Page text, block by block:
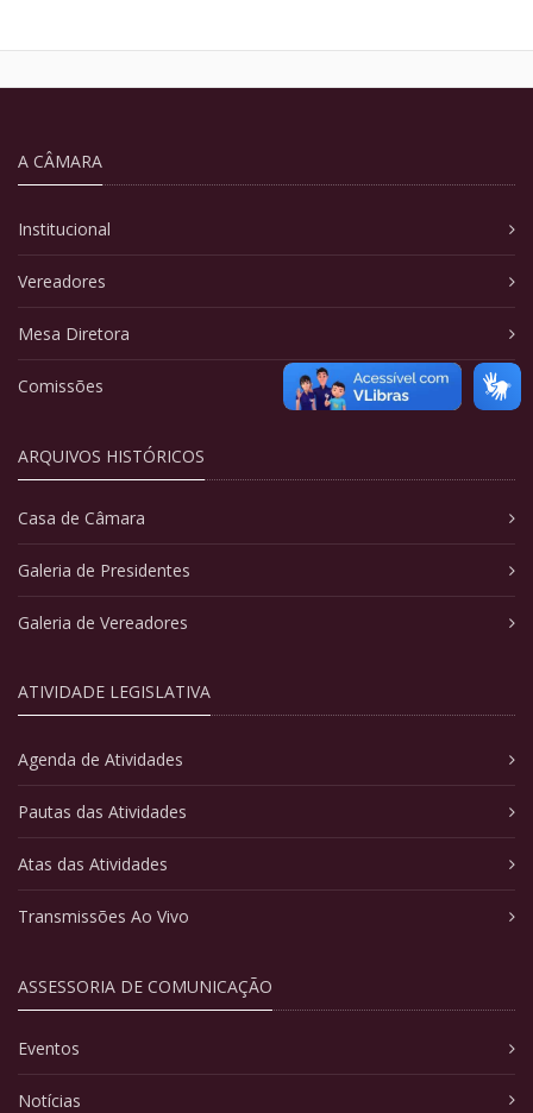
A CÂMARA
Institucional
Vereadores
Mesa Diretora
Comissões
ARQUIVOS HISTÓRICOS
Casa de Câmara
Galeria de Presidentes
Galeria de Vereadores
ATIVIDADE LEGISLATIVA
Agenda de Atividades
Pautas das Atividades
Atas das Atividades
Transmissões Ao Vivo
ASSESSORIA DE COMUNICAÇÃO
Eventos
Notícias